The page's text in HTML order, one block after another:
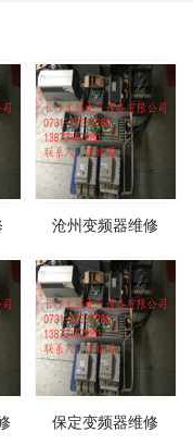
沧州变频器维修
保定变频器维修